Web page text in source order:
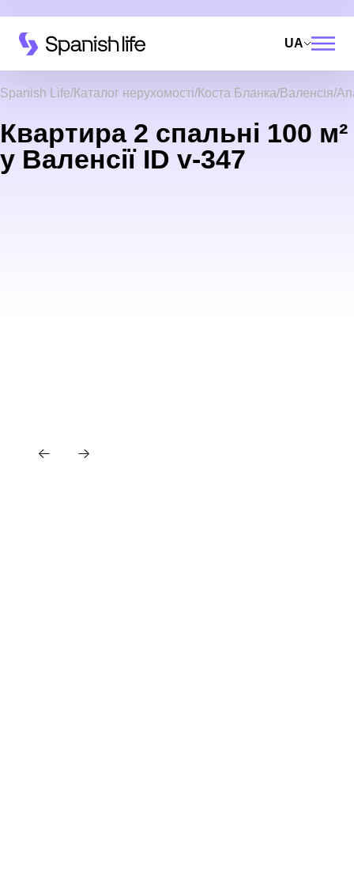
UA
Spanish Life Каталог нерухомості Коста Бланка Валенсія
Квартира 2 спальні 100 м²
у Валенсії ID v-347